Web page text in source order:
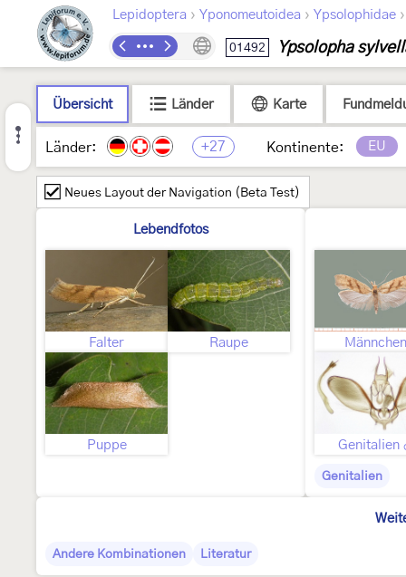
Lepidoptera › Yponomeutoidea › Ypsolophidae
01492 Ypsolopha
Übersicht Länder Karte
Länder: +27 Kontinente: EU
Neues Layout der Navigation (Beta Test)
Lebendfotos
Falter Raupe
Puppe
Männchen
Genitalien
Genitalien
Andere Kombinationen Literatur